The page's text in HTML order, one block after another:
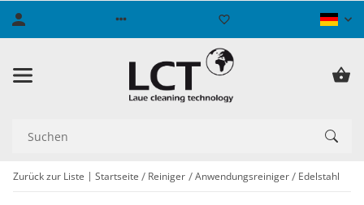
Zurück zur Liste Startseite Reiniger Anwendungsreiniger Edelstahl